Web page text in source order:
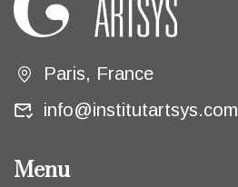
Paris, France
info@institutartsys.com
Menu